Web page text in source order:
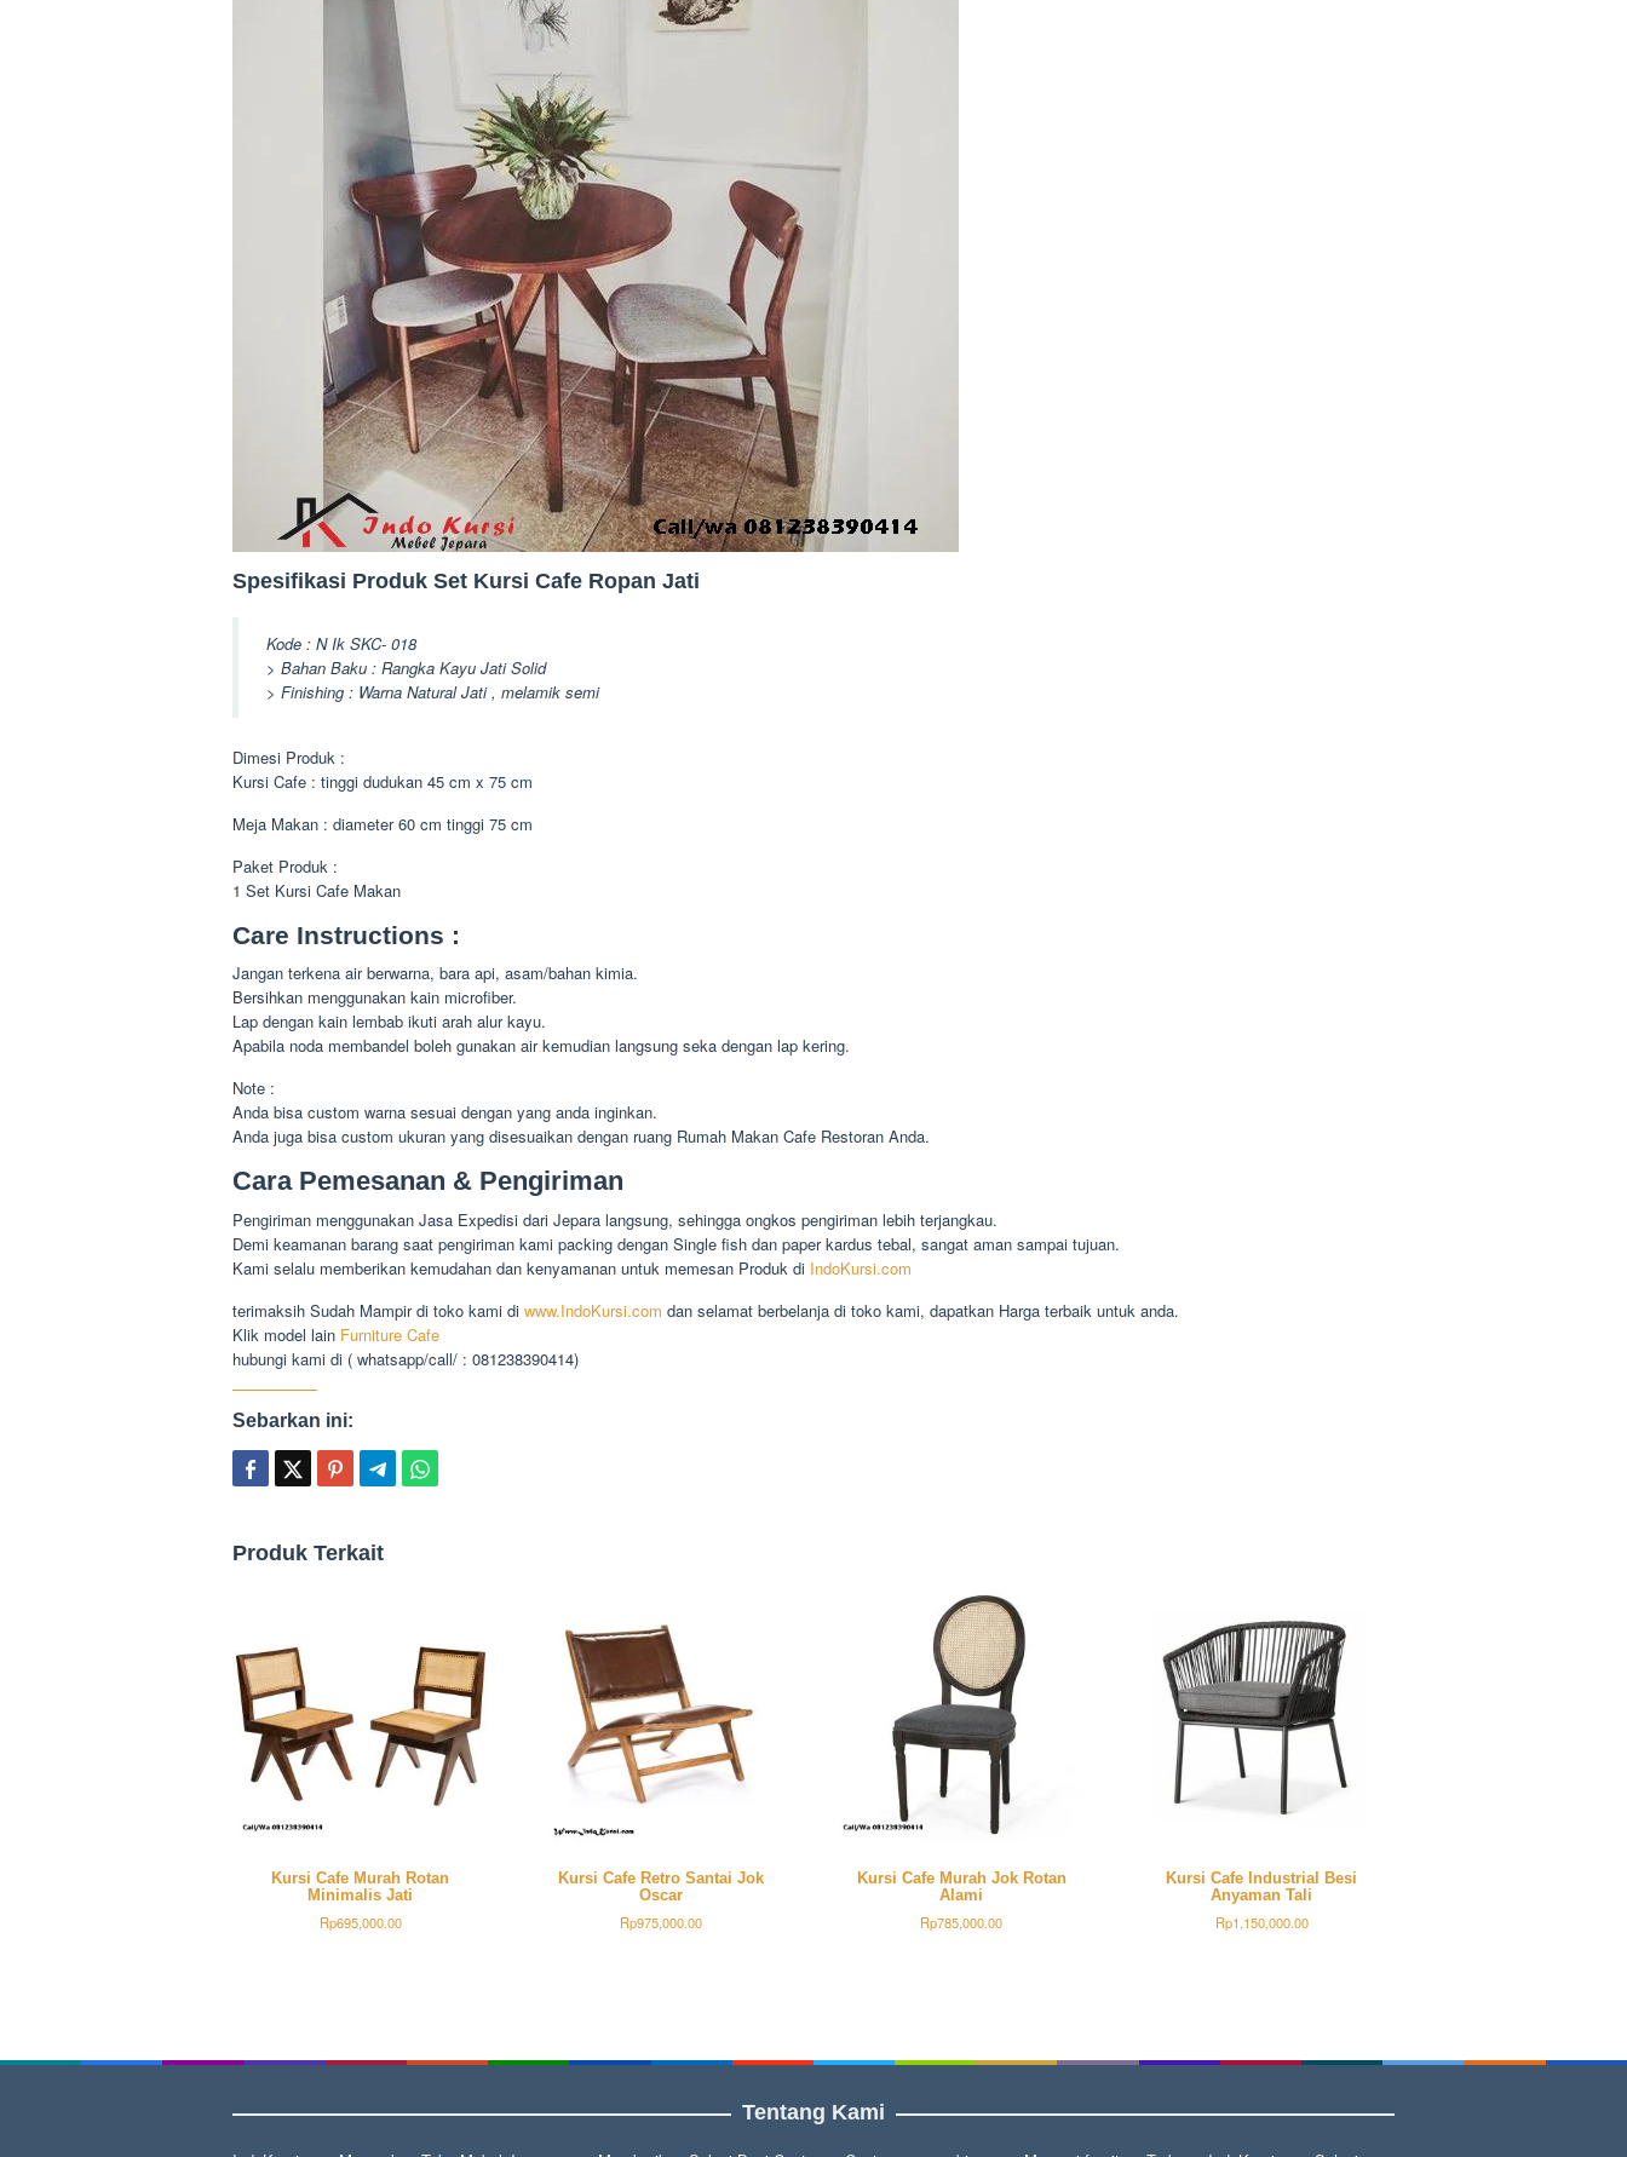
Spesifikasi Produk Set Kursi Cafe Ropan Jati
Kode : N Ik SKC- 018
> Bahan Baku : Rangka Kayu Jati Solid
> Finishing : Warna Natural Jati , melamik semi
Dimesi Produk :
Kursi Cafe : tinggi dudukan 45 cm x 75 cm
Meja Makan : diameter 60 cm tinggi 75 cm
Paket Produk :
1 Set Kursi Cafe Makan
Care Instructions :
Jangan terkena air berwarna, bara api, asam/bahan kimia.
Bersihkan menggunakan kain microfiber.
Lap dengan kain lembab ikuti arah alur kayu.
Apabila noda membandel boleh gunakan air kemudian langsung seka dengan lap kering.
Note :
Anda bisa custom warna sesuai dengan yang anda inginkan.
Anda juga bisa custom ukuran yang disesuaikan dengan ruang Rumah Makan Cafe Restoran Anda.
Cara Pemesanan & Pengiriman
Pengiriman menggunakan Jasa Expedisi dari Jepara langsung, sehingga ongkos pengiriman lebih terjangkau.
Demi keamanan barang saat pengiriman kami packing dengan Single fish dan paper kardus tebal, sangat aman sampai tujuan.
Kami selalu memberikan kemudahan dan kenyamanan untuk memesan Produk di IndoKursi.com
terimaksih Sudah Mampir di toko kami di www.IndoKursi.com dan selamat berbelanja di toko kami, dapatkan Harga terbaik untuk anda.
Klik model lain Furniture Cafe
hubungi kami di ( whatsapp/call/ : 081238390414)
Sebarkan ini:
Produk Terkait
Kursi Cafe Murah Rotan
Minimalis Jati
Rp695,000.00
Kursi Cafe Retro Santai Jok
Oscar
Rp975,000.00
Kursi Cafe Murah Jok Rotan
Alami
Rp785,000.00
Kursi Cafe Industrial Besi
Anyaman Tali
Rp1,150,000.00
Tentang Kami